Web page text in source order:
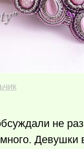
не
Девушки